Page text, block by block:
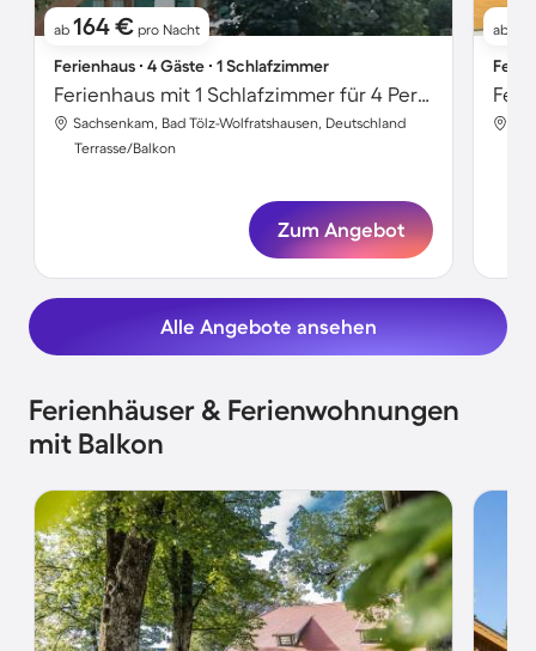
ab 164 € pro Nacht
Ferienhaus ∙ 4 Gäste ∙ 1 Schlafzimmer
Ferienhaus mit 1 Schlafzimmer für 4 Personen
Sachsenkam, Bad Tölz-Wolfratshausen, Deutschland
Terrasse/Balkon
Zum Angebot
ab
Alle Angebote ansehen
Ferienhäuser & Ferienwohnungen
mit Balkon